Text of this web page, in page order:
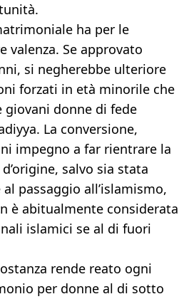
ha per le
valenza. Se approvato
si negherebbe ulteriore
forzati in età minorile che
giovani donne di fede
La conversione,
impegno a far rientrare la
salvo sia stata
passaggio all’islamismo,
è abitualmente considerata
islamici se al di fuori
rende reato ogni
per donne al di sotto